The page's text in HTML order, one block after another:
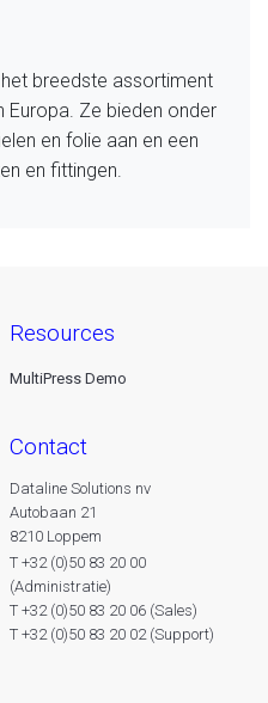
breedste assortiment
Europa. Ze bieden onder
en folie aan en een
en fittingen.
resources
MultiPress Demo
contact
Dataline Solutions nv
Autobaan 21
8210 Loppem
T +32 (0)50 83 20 00
(Administratie)
T +32 (0)50 83 20 06 (Sales)
T +32 (0)50 83 20 02 (Support)